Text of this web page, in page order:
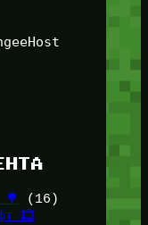
(16)
🎞️